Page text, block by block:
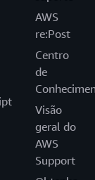
AWS
re:Post
Centro
de
Visão
geral do
AWS
Support